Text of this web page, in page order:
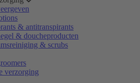
& antitranspirants
& doucheproducten
& scrubs
verzorging